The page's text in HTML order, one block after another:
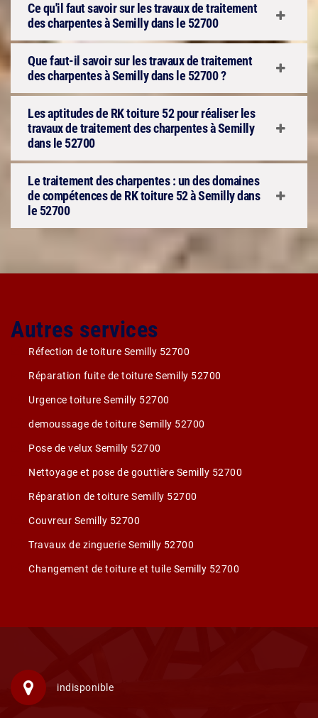
Ce qu'il faut savoir sur les travaux de traitement
des charpentes à Semilly dans le 52700
Que faut-il savoir sur les travaux de traitement
des charpentes à Semilly dans le 52700 ?
Les aptitudes de RK toiture 52 pour réaliser les
travaux de traitement des charpentes à Semilly
dans le 52700
Le traitement des charpentes : un des domaines
de compétences de RK toiture 52 à Semilly dans
le 52700
Autres services
Réfection de toiture Semilly 52700
Réparation fuite de toiture Semilly 52700
Urgence toiture Semilly 52700
demoussage de toiture Semilly 52700
Pose de velux Semilly 52700
Nettoyage et pose de gouttière Semilly 52700
Réparation de toiture Semilly 52700
Couvreur Semilly 52700
Travaux de zinguerie Semilly 52700
Changement de toiture et tuile Semilly 52700
indisponible